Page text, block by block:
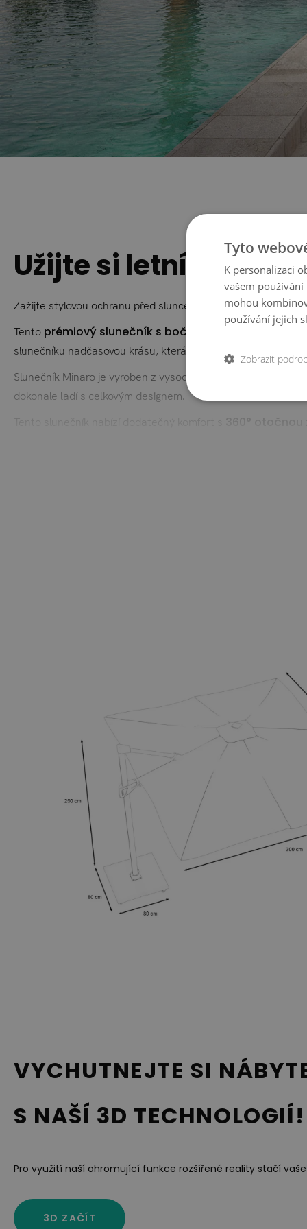
Užijte si letní večery
Zažijte stylovou ochranu před sluncem s naším slunečníkem
Tento prémiový slunečník s bočním ramenem
slunečníku nadčasovou krásu, která zhodnotí každý venkovní
Slunečník Minaro je vyroben z vysoce kvalitního
a
dokonale ladí s celkovým designem.
Užijte si slunečné dny venku s naším slunečníkem Minaro
UV odolnost:
Základna slunečníku:
Kolečka:
Stálobarevnost:
VYCHUTNEJTE SI
S NAŠÍ 3D TECHNOLOGIÍ!
Pro využití naší ohromující funkce rozšířené reality stačí
3D ZAČÍT
Tyto
K personalizaci
vašem
mohou
používání jejich
Zobrazit